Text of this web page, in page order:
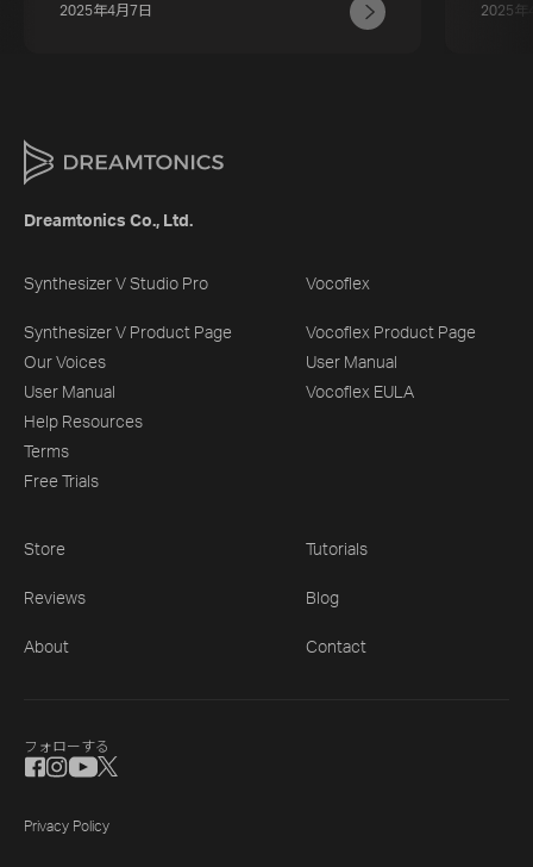
2025年4月7日 2025年
Dreamtonics Co., Ltd.
Synthesizer V Studio Pro
Synthesizer V Product Page
Our Voices
User Manual
Help Resources
Terms
Free Trials
Vocoflex
Vocoflex Product Page
User Manual
Vocoflex EULA
Store Tutorials
Reviews Blog
About Contact
Privacy Policy
フォローする